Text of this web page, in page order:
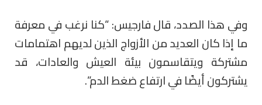
وفي هذا الصدد، قال فارجيس: “كنا نرغب في معرفة
ما إذا كان العديد من الأزواج الذين لديهم اهتمامات
مشتركة ويتقاسمون بيئة العيش والعادات، قد
يشتركون أيضًا في ارتفاع ضغط الدم”.